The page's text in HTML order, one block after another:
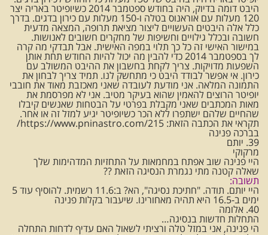
היבט דומה בדיוק, היה בחודש ספטמבר 2014 כשיופיטר באריה יצר
120 מעלות עם אוראנוס בטלה ו-150 מעלות עם כירון בדגים. בדרך
כלל אלה היבטים העשויים ליצור מציאת תרופה, המצאה מדעית
חשובה ובכלל גילויים וחשיפות של מחקרים חשובים לאנושות.
במישור האישי זה כל כך תלוי במפה האישית. אבל תבדקי מה קרה
לך בספטמבר 2014 כדי להבין מה יכול להיות החודש תחת אותן
השפעות מדויקות. צריך לקחת בחשבון את ההיבט המשולב עם
כירון. אי אפשר לבודד היבט כי מתחשק לנו. תמיד צריך לבחון את
התמונה המלאה. אני מודעת לעובדה שאני מאכזבת מאוד את חובבי
יופיטר הרוצים להאמין שהוא בעיקר מטיב. אני לא מפרסמת את
מאות המכתבים שאני מקבלת בפרטי על הבטחות שאנשים קיבלו
שהחיים שלהם ישתפרו ללא הכר כשיופיטר יגיע למזל זה או אחר.
תקראי את הכתבה הזאת: https://www.pninastro.com/215/
בברכה פנינה
39. יותם
מרקוקי
היי פנינה שוב אפתח במחמאות על התחזיות המדהימות שלך
שאלה קטנה מתי נגמרת הנסיגה הזאת ??
תשובה:
היי יותם. תודה. "חתיכת נסיגה", הא? ב:11.6 רשמית. להוסיף עוד 5
ימים ב-16.5 היא תהיה מאחורינו. שיעבור בקלות פנינה
40. אלומה
התחלות חדשות בנסיגה…
הי פנינה, אני במזל טלה ורציתי לשאול האם עדיף לדחות התחלה